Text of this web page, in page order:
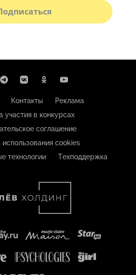
Контакты
Реклама
участия в конкурсах
соглашение
использования cookies
технологии
Техподдержка